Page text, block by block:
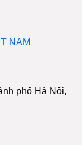
NAM
phố Hà Nội,